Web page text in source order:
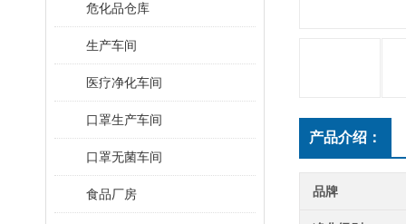
危化品仓库
生产车间
医疗净化车间
口罩生产车间
口罩无菌车间
食品厂房
产品介绍：
品牌